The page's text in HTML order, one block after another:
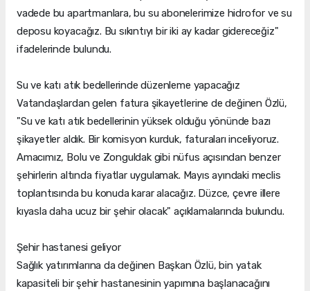
vadede bu apartmanlara, bu su abonelerimize hidrofor ve su
deposu koyacağız. Bu sıkıntıyı bir iki ay kadar gidereceğiz"
ifadelerinde bulundu.
Su ve katı atık bedellerinde düzenleme yapacağız
Vatandaşlardan gelen fatura şikayetlerine de değinen Özlü,
"Su ve katı atık bedellerinin yüksek olduğu yönünde bazı
şikayetler aldık. Bir komisyon kurduk, faturaları inceliyoruz.
Amacımız, Bolu ve Zonguldak gibi nüfus açısından benzer
şehirlerin altında fiyatlar uygulamak. Mayıs ayındaki meclis
toplantısında bu konuda karar alacağız. Düzce, çevre illere
kıyasla daha ucuz bir şehir olacak" açıklamalarında bulundu.
Şehir hastanesi geliyor
Sağlık yatırımlarına da değinen Başkan Özlü, bin yatak
kapasiteli bir şehir hastanesinin yapımına başlanacağını